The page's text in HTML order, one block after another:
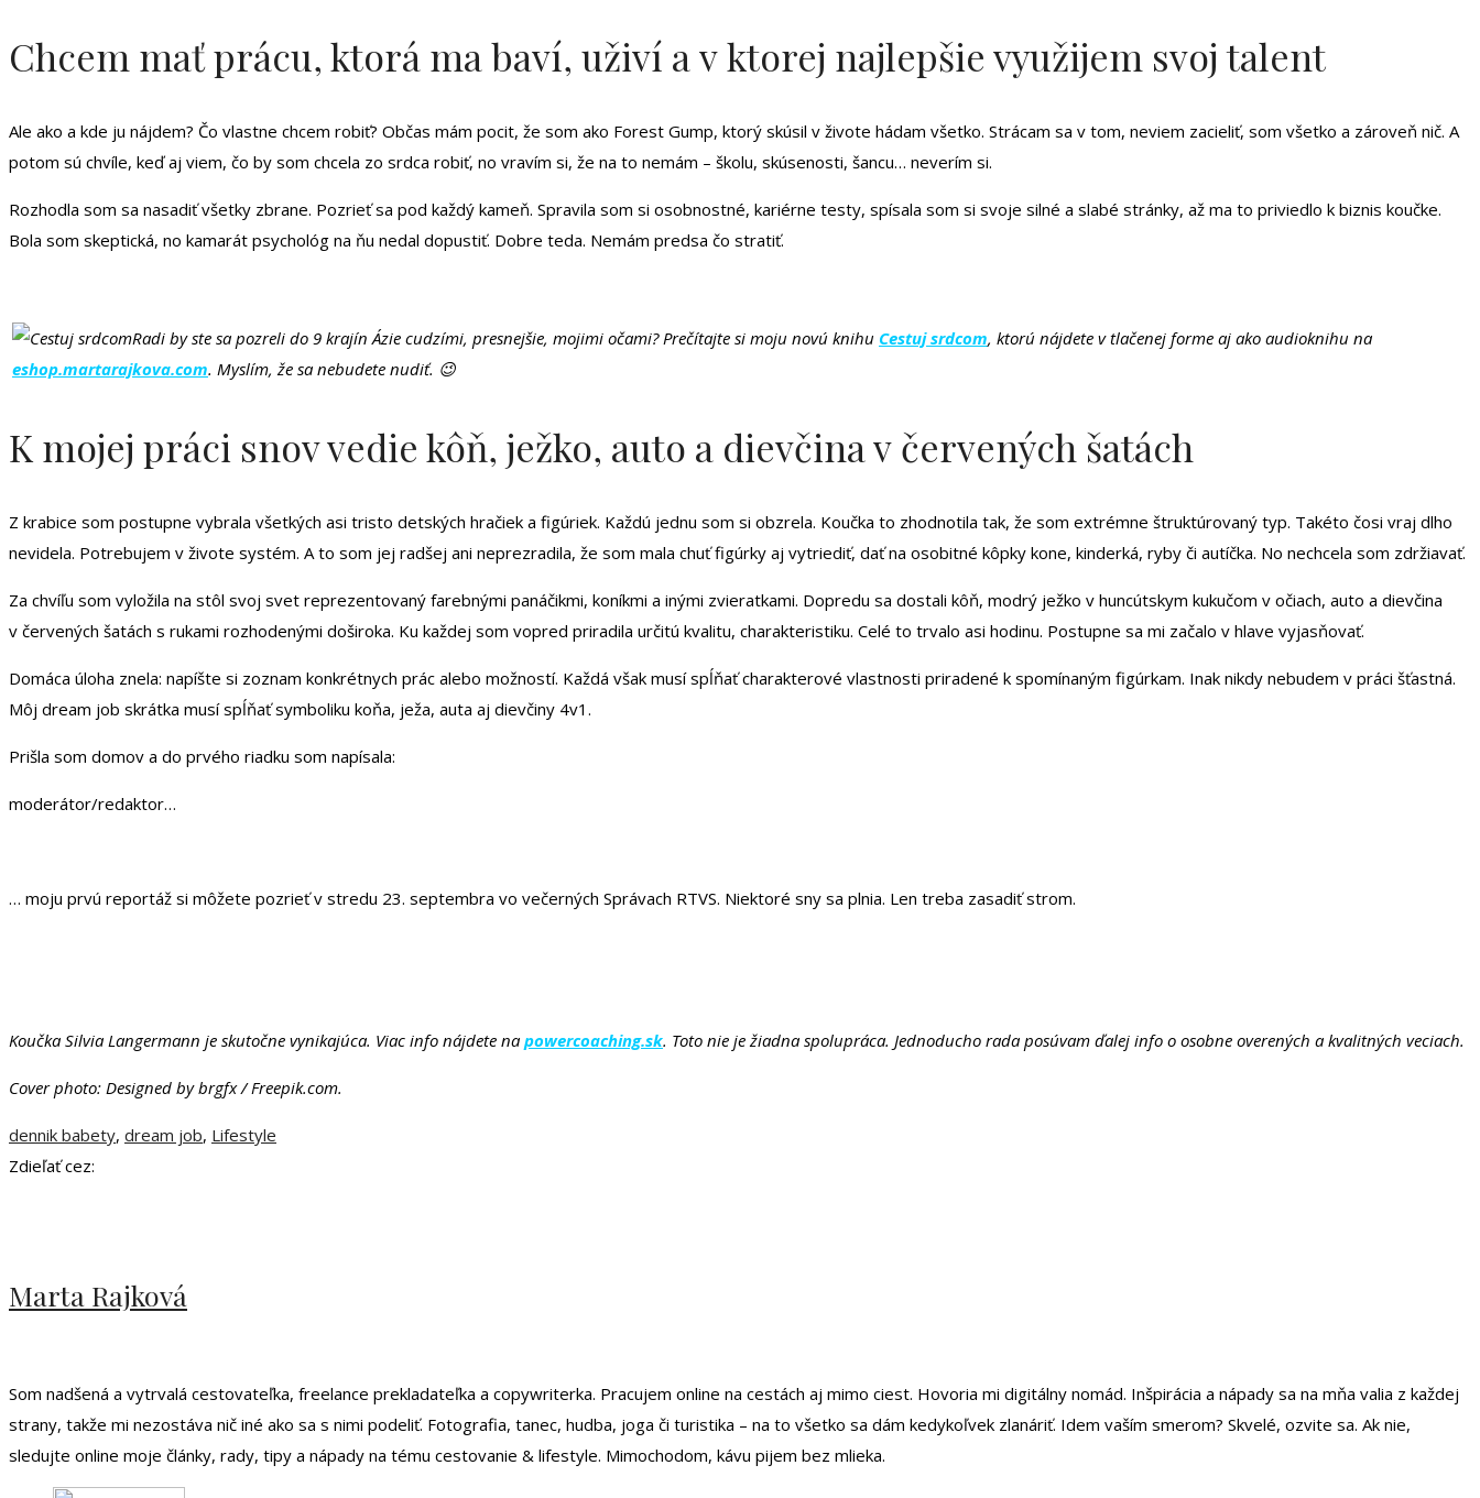
Chcem mať prácu, ktorá ma baví, uživí a v ktorej najlepšie využijem svoj talent
Ale ako a kde ju nájdem? Čo vlastne chcem robiť? Občas mám pocit, že som ako Forest Gump, ktorý skúsil v živote hádam všetko. Strácam sa v tom, neviem zacieliť, som všetko a zároveň nič. A
potom sú chvíle, keď aj viem, čo by som chcela zo srdca robiť, no vravím si, že na to nemám – školu, skúsenosti, šancu… neverím si.
Rozhodla som sa nasadiť všetky zbrane. Pozrieť sa pod každý kameň. Spravila som si osobnostné, kariérne testy, spísala som si svoje silné a slabé stránky, až ma to priviedlo k biznis koučke.
Bola som skeptická, no kamarát psychológ na ňu nedal dopustiť. Dobre teda. Nemám predsa čo stratiť.
Radi by ste sa pozreli do 9 krajín Ázie cudzími, presnejšie, mojimi očami? Prečítajte si moju novú knihu Cestuj srdcom, ktorú nájdete v tlačenej forme aj ako audioknihu na
eshop.martarajkova.com. Myslím, že sa nebudete nudiť. 😉
K mojej práci snov vedie kôň, ježko, auto a dievčina v červených šatách
Z krabice som postupne vybrala všetkých asi tristo detských hračiek a figúriek. Každú jednu som si obzrela. Koučka to zhodnotila tak, že som extrémne štruktúrovaný typ. Takéto čosi vraj dlho
nevidela. Potrebujem v živote systém. A to som jej radšej ani neprezradila, že som mala chuť figúrky aj vytriediť, dať na osobitné kôpky kone, kinderká, ryby či autíčka. No nechcela som zdržiavať.
Za chvíľu som vyložila na stôl svoj svet reprezentovaný farebnými panáčikmi, koníkmi a inými zvieratkami. Dopredu sa dostali kôň, modrý ježko v huncútskym kukučom v očiach, auto a dievčina
v červených šatách s rukami rozhodenými doširoka. Ku každej som vopred priradila určitú kvalitu, charakteristiku. Celé to trvalo asi hodinu. Postupne sa mi začalo v hlave vyjasňovať.
Domáca úloha znela: napíšte si zoznam konkrétnych prác alebo možností. Každá však musí spĺňať charakterové vlastnosti priradené k spomínaným figúrkam. Inak nikdy nebudem v práci šťastná.
Môj dream job skrátka musí spĺňať symboliku koňa, ježa, auta aj dievčiny 4v1.
Prišla som domov a do prvého riadku som napísala:
moderátor/redaktor…
… moju prvú reportáž si môžete pozrieť v stredu 23. septembra vo večerných Správach RTVS. Niektoré sny sa plnia. Len treba zasadiť strom.
Koučka Silvia Langermann je skutočne vynikajúca. Viac info nájdete na powercoaching.sk. Toto nie je žiadna spolupráca. Jednoducho rada posúvam ďalej info o osobne overených a kvalitných veciach.
Cover photo: Designed by brgfx / Freepik.com.
dennik babety, dream job, Lifestyle
Zdieľať cez:
Marta Rajková
Som nadšená a vytrvalá cestovateľka, freelance prekladateľka a copywriterka. Pracujem online na cestách aj mimo ciest. Hovoria mi digitálny nomád. Inšpirácia a nápady sa na mňa valia z každej
strany, takže mi nezostáva nič iné ako sa s nimi podeliť. Fotografia, tanec, hudba, joga či turistika – na to všetko sa dám kedykoľvek zlanáriť. Idem vaším smerom? Skvelé, ozvite sa. Ak nie,
sledujte online moje články, rady, tipy a nápady na tému cestovanie & lifestyle. Mimochodom, kávu pijem bez mlieka.